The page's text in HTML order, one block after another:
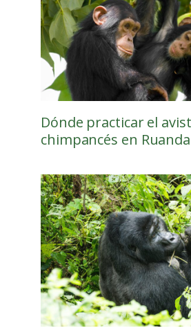
Dónde practicar el
chimpancés en Ruanda